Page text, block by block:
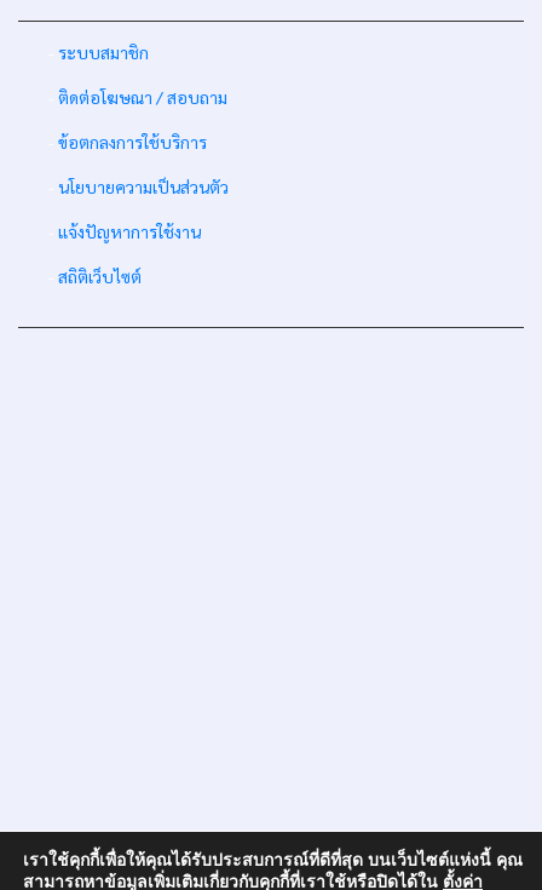
เราใช้คุกกี้เพื่อให้คุณได้รับประสบการณ์ที่ดีที่สุด บนเว็บไซต์แห่งนี้ คุณ
สามารถหาข้อมูลเพิ่มเติมเกี่ยวกับคุกกี้ที่เราใช้หรือปิดได้ใน ตั้งค่า
ระบบสมาชิก
ติดต่อโฆษณา / สอบถาม
ข้อตกลงการใช้บริการ
นโยบายความเป็นส่วนตัว
แจ้งปัญหาการใช้งาน
สถิติเว็บไซต์